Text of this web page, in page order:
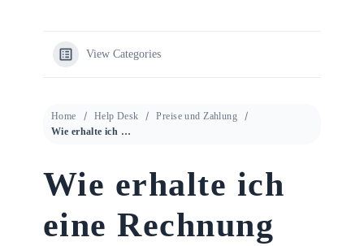
View Categories
Home Help Desk
Preise und Zahlung
Wie erhalte ich eine Rechnung oder Quittung?
Wie erhalte ich
eine Rechnung